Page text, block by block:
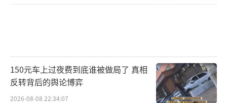
150元车上过夜费到底谁被做局了 真相
反转背后的舆论博弈
2026-08-08 22:34:07